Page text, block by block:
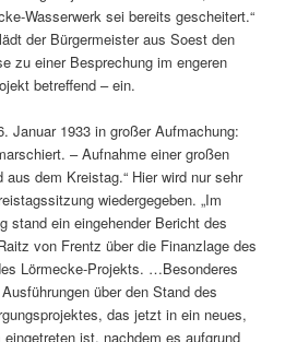
Wasserwerk sei bereits gescheitert.“
der Bürgermeister aus Soest den
zu einer Besprechung im engeren
betreffend – ein.
Januar 1933 in großer Aufmachung:
– Aufnahme einer großen
dem Kreistag.“ Hier wird nur sehr
wiedergegeben. „Im
stand ein eingehender Bericht des
von Frentz über die Finanzlage des
Lörmecke-Projekts. …Besonderes
über den Stand des
das jetzt in ein neues,
ist, nachdem es aufgrund